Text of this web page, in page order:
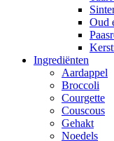
Oud
Ingrediënten
Aardappel
Broccoli
Courgette
Couscous
Gehakt
Noedels